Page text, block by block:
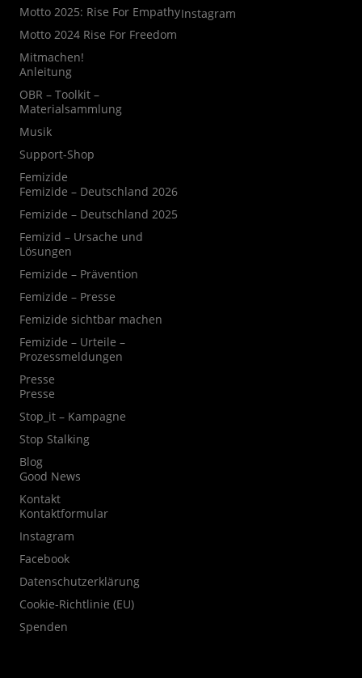
Motto 2025: Rise For Empathy
Motto 2024 Rise For Freedom
Mitmachen!
Anleitung
OBR – Toolkit –
Materialsammlung
Musik
Support-Shop
Femizide
Femizide – Deutschland 2026
Femizide – Deutschland 2025
Femizid – Ursache und
Lösungen
Femizide – Prävention
Femizide – Presse
Femizide sichtbar machen
Femizide – Urteile –
Prozessmeldungen
Presse
Presse
Stop_it – Kampagne
Stop Stalking
Blog
Good News
Kontakt
Kontaktformular
Instagram
Facebook
Datenschutzerklärung
Cookie-Richtlinie (EU)
Spenden
Instagram